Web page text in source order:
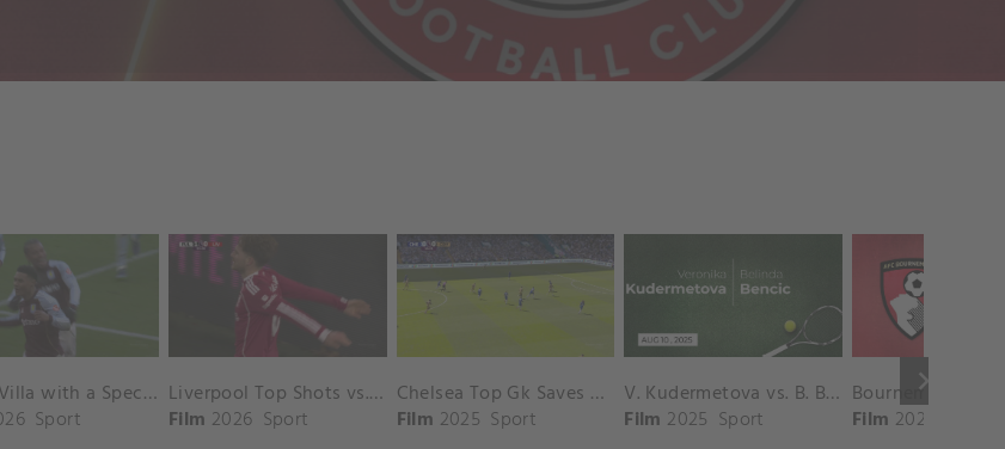
keyboard_arrow_right
Aston Villa with a Spectacular Goal vs. Nottingham Forest
Sport
Liverpool Top Shots vs. Fulham
Film 2026 Sport
Chelsea Top Gk Saves vs. Crystal Palace
Film 2025 Sport
V. Kudermetova vs. B. Bencic Match Highlights - CINCINNATI_Champions Court ( August 10, 2025)
Film 2025 Sport Film 2025